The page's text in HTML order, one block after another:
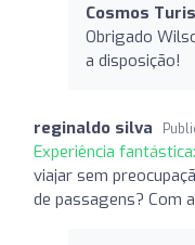
Cosmos
Obrigado
a disposição!
reginaldo silva
Experiência fantástica:
viajar sem
de passagens? Com